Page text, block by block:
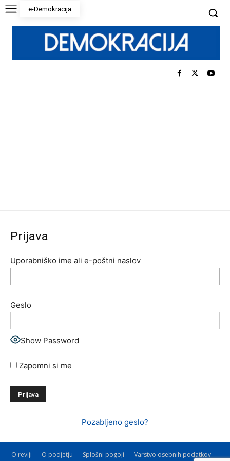
e-Demokracija
Prijava
Uporabniško ime ali e-poštni naslov
Geslo
Show Password
Zapomni si me
Pozabljeno geslo?
O reviji O podjetju Splošni pogoji Varstvo osebnih podatkov